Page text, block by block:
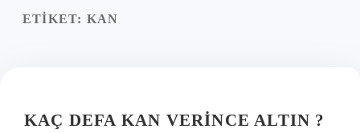
Yasal Uyarı
ETIKET: KAN
KAÇ DEFA KAN VERINCE ALTIN ?